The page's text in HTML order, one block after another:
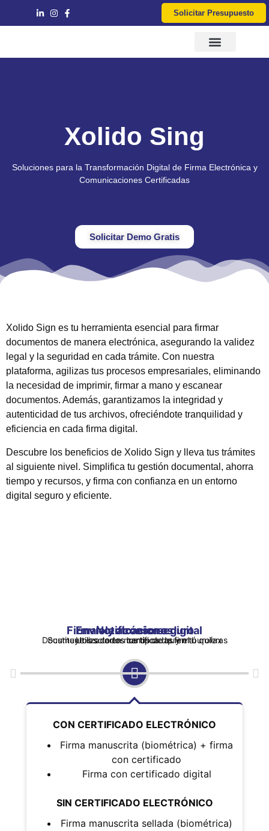
Solicitar Presupuesto
Xolido Sing
Soluciones para la Transformación Digital de Firma Electrónica y
Comunicaciones Certificadas
Solicitar Demo Gratis
Xolido Sign es tu herramienta esencial para firmar
documentos de manera electrónica, asegurando la validez
legal y la seguridad en cada trámite. Con nuestra
plataforma, agilizas tus procesos empresariales, eliminando
la necesidad de imprimir, firmar a mano y escanear
documentos. Además, garantizamos la integridad y
autenticidad de tus archivos, ofreciéndote tranquilidad y
eficiencia en cada firma digital.
Descubre los beneficios de Xolido Sign y lleva tus trámites
al siguiente nivel. Simplifica tu gestión documental, ahorra
tiempo y recursos, y firma con confianza en un entorno
digital seguro y eficiente.
Firma electrónica o digital
Utiliza todos los tipos de firma
CON CERTIFICADO ELECTRÓNICO
Firma manuscrita (biométrica) + firma
con certificado
Firma con certificado digital
SIN CERTIFICADO ELECTRÓNICO
Firma manuscrita sellada (biométrica)
Notificaciones
Sustituye las cartas certificadas y el burofax
Envío y acceso seguro
Documentos solo en manos de quien tú quieras